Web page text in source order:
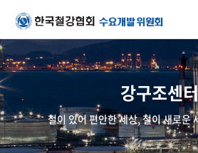
강구조센터
철이 있어 편안한 세상, 철이 새로운